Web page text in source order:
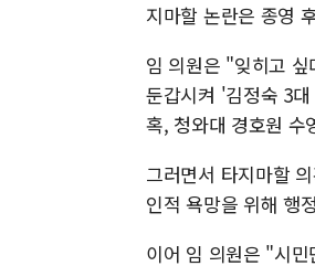
지마할 논란은 종영
임 의원은 "잊히고
둔갑시켜 '김정숙 3
혹, 청와대 경호원 수
그러면서 타지마할
인적 욕망을 위해 행
이어 임 의원은 "시